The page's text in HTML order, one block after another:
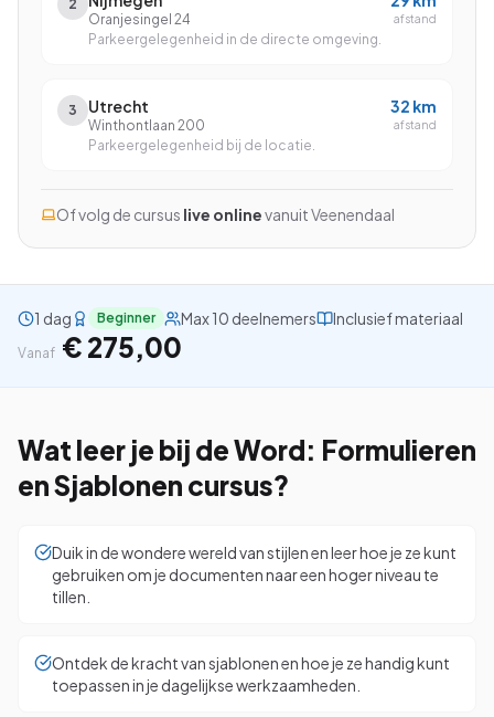
4.8/5 15.000+ deelnemers
2
Oranjesingel 24
Parkeergelegenheid in de directe omgeving.
afstand
3 Utrecht
Winthontlaan 200
Parkeergelegenheid bij de locatie.
32 km
afstand
Of volg de cursus live onlinevanuitVeenendaal
1 dag Beginner Max 10 deelnemers Inclusief materiaal
Vanaf € 275,00
Wat leer je bij deWord: Formulieren
en Sjablonen cursus?
Duik in de wondere wereld van stijlen en leer hoe je ze kunt
gebruiken om je documenten naar een hoger niveau te
tillen.
Ontdek de kracht van sjablonen en hoe je ze handig kunt
toepassen in je dagelijkse werkzaamheden.